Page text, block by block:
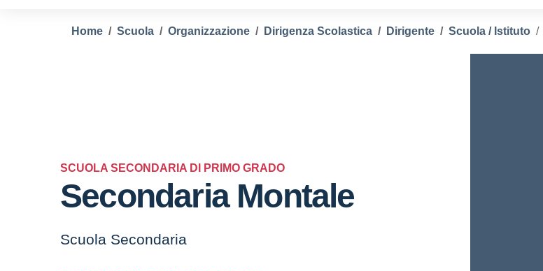
Home Scuola Organizzazione Dirigenza Scolastica Dirigente Scuola / Istituto
SCUOLA SECONDARIA DI PRIMO GRADO
Secondaria Montale
Scuola Secondaria